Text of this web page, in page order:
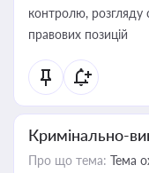
контролю, розгляду
правових позицій
Кримінально-
Про що тема: Тема